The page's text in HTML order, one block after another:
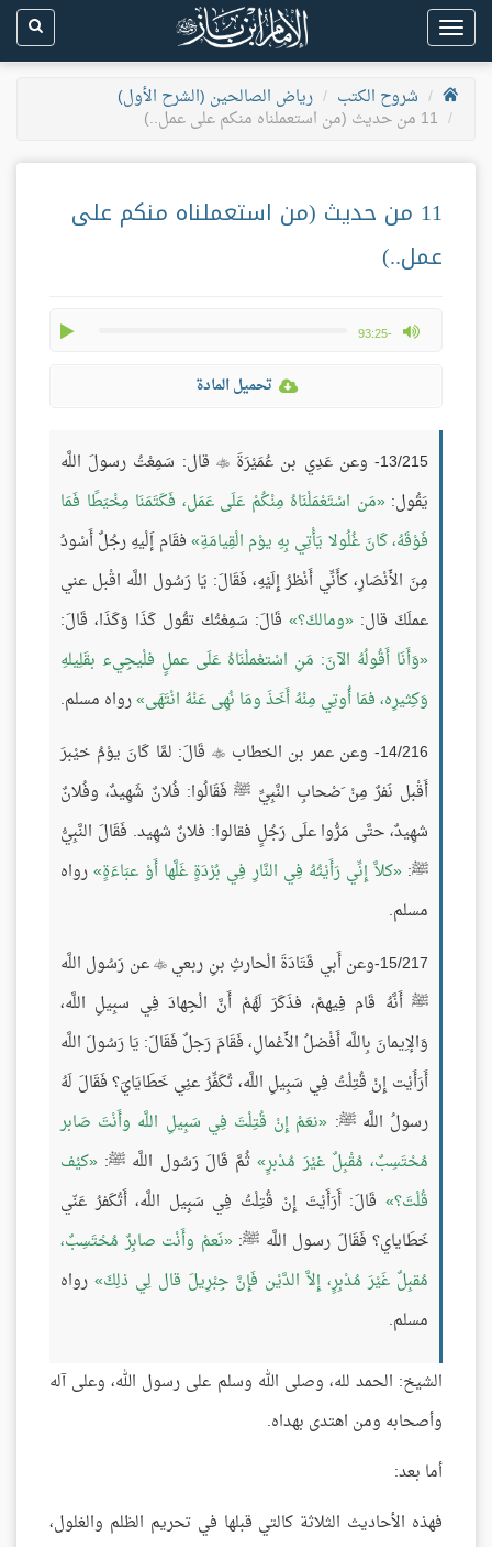
Toggle
navigation
شروح الكتب
رياض الصالحين (الشرح الأول)
11 من حديث (من استعملناه منكم على عمل..)
11 من حديث (من استعملناه منكم على
عمل..)
-93:25
max volume
تحميل المادة
13/215- وعن عَدِي بن عُمَيْرَةَ  قال: سَمِعْتُ رسولَ اللَّه
يَقُول: مَن اسْتَعْمَلْنَاهُ مِنْكُمْ عَلَى عَمَل، فَكَتَمَنَا مِخْيَطًا فَمَا
فَوْقَهُ، كَانَ غُلُولا يَأْتِي بِهِ يوْم الْقِيامَةِ فقَام إَلْيهِ رجُلٌ أَسْودُ
مِنَ الأَنْصَارِ، كأَنِّي أَنْظرُ إِلَيْهِ، فَقَالَ: يَا رَسُول اللَّه اقْبل عني
عملَكَ قال: ومالكَ؟ قَالَ: سَمِعْتُك تقُول كَذَا وَكَذَا، قَالَ:
وَأَنَا أَقُولُهُ الآنَ: مَنِ اسْتعْملْنَاهُ عَلَى عملٍ فلْيجِيء بقَلِيلهِ
وَكِثيرِه، فمَا أُوتِي مِنْهُ أَخَذَ ومَا نُهِى عَنْهُ انْتَهَى رواه مسلم.
14/216- وعن عمر بن الخطاب
 قَالَ: لمَّا كَانَ يوْمُ خيْبرَ
أَقْبل نَفرٌ مِنْ َصْحابِ النَّبِيِّ ﷺ فَقَالُوا: فُلانٌ شَهِيدٌ، وفُلانٌ
شهِيدٌ، حتَّى مَرُّوا علَى رَجُلٍ فقالوا: فلانٌ شهِيد. فَقَالَ النَّبِيُّ
ﷺ: كلاَّ إِنِّي رَأَيْتُهُ فِي النَّارِ فِي بُرْدَةٍ غَلَّها أَوْ عبَاءَةٍ رواه
مسلم.
15/217-وعن أَبي قَتَادَةَ الْحارثِ بنِ ربعي
 عن رَسُول اللَّه
ﷺ أَنَّهُ قَام فِيهمْ، فذَكَرَ لَهُمْ أَنَّ الْجِهادَ فِي سبِيلِ اللَّه،
وَالإِيمانَ بِاللَّه أَفْضلُ الأَعْمالِ، فَقَامَ رَجلٌ فَقَالَ: يَا رَسُولَ اللَّه
أَرَأَيْت إِنْ قُتِلْتُ فِي سَبِيلِ اللَّه، تُكَفِّرُ عنِي خَطَايَايَ؟ فَقَالَ لَهُ
رسولُ اللَّه ﷺ: نعَمْ إِنْ قُتِلْتَ فِي سَبِيلِ اللَّه وأَنْتَ صَابر
مُحْتَسِبٌ، مُقْبِلٌ غيْرَ مُدْبرٍ ثُمَّ قَالَ رَسُول اللَّه ﷺ: كيْف
قُلْتَ؟
قَالَ: أَرَأَيْتَ إِنْ قُتِلْتُ فِي سَبِيل اللَّه، أَتُكَفرُ عَنّي
خَطَاياي؟ فَقَالَ رسول اللَّه ﷺ: نَعمْ وأَنْت صابِرٌ مُحْتَسِبٌ،
مُقبِلٌ غَيْرَ مُدْبِرٍ، إِلاَّ الدَّيْن فَإِنَّ جِبْرِيلَ قال لِي ذلِكَ رواه
مسلم.
الشيخ: الحمد لله، وصلى الله وسلم على رسول الله، وعلى آله
وأصحابه ومن اهتدى بهداه.
أما بعد:
فهذه الأحاديث الثلاثة كالتي قبلها في تحريم الظلم والغلول،